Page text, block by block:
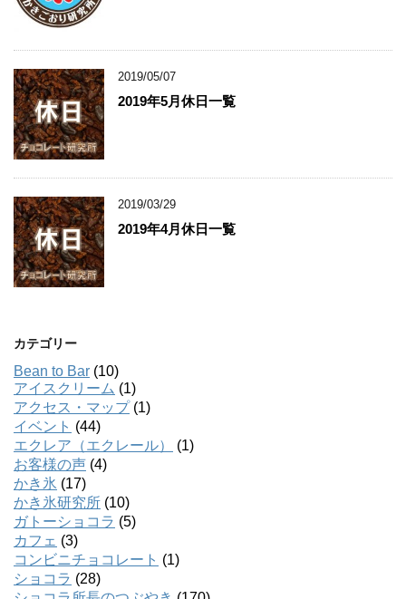
2019/05/07
2019年5月休日一覧
2019/03/29
2019年4月休日一覧
カテゴリー
Bean to Bar (10)
アイスクリーム (1)
アクセス・マップ(1)
イベント (44)
エクレア（エクレール）
(1)
お客様の声 (4)
かき氷 (17)
かき氷研究所 (10)
ガトーショコラ (5)
カフェ (3)
コンビニチョコレート (1)
ショコラ (28)